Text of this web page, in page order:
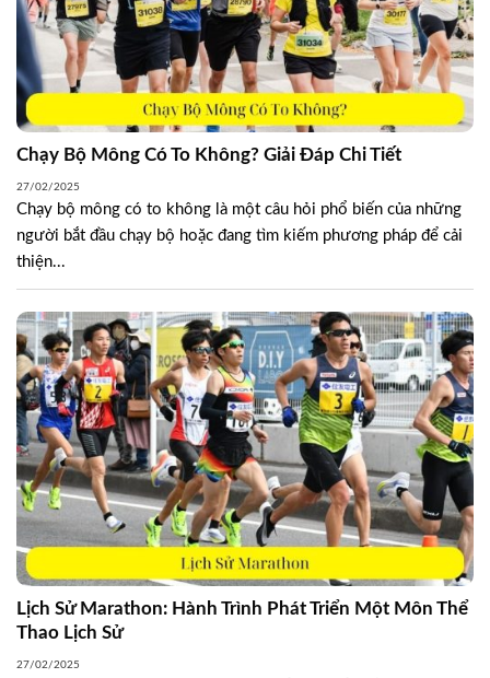
Chạy Bộ Mông Có To Không? Giải Đáp Chi Tiết
27/02/2025
Chạy bộ mông có to không là một câu hỏi phổ biến của những
người bắt đầu chạy bộ hoặc đang tìm kiếm phương pháp để cải
thiện...
Lịch Sử Marathon: Hành Trình Phát Triển Một Môn Thể
Thao Lịch Sử
27/02/2025